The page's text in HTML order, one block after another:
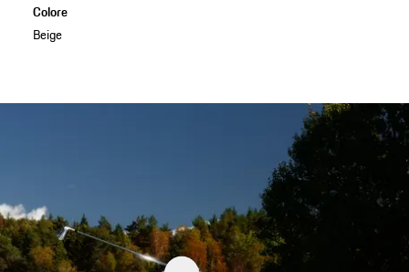
Colore
Beige